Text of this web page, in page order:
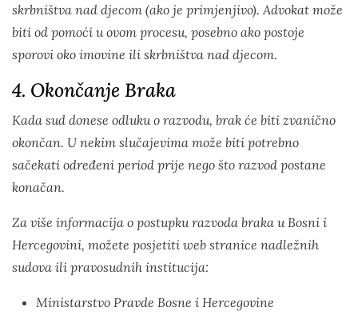
skrbništva nad djecom (ako je primjenjivo). Advokat može
biti od pomoći u ovom procesu, posebno ako postoje
sporovi oko imovine ili skrbništva nad djecom.
4. Okončanje Braka
Kada sud donese odluku o razvodu, brak će biti zvanično
okončan. U nekim slučajevima može biti potrebno
sačekati određeni period prije nego što razvod postane
konačan.
Za više informacija o postupku razvoda braka u Bosni i
Hercegovini, možete posjetiti web stranice nadležnih
sudova ili pravosudnih institucija:
Ministarstvo Pravde Bosne i Hercegovine